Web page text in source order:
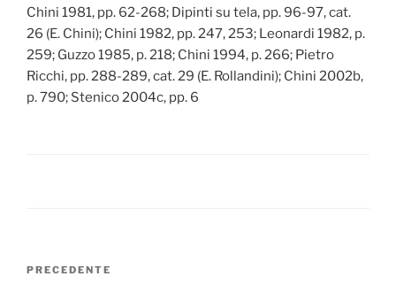
Chini 1981, pp. 62-268; Dipinti su tela, pp. 96-97, cat.
26 (E. Chini); Chini 1982, pp. 247, 253; Leonardi 1982, p.
259; Guzzo 1985, p. 218; Chini 1994, p. 266; Pietro
Ricchi, pp. 288-289, cat. 29 (E. Rollandini); Chini 2002b,
p. 790; Stenico 2004c, pp. 6
Navigazione
Articolo
PRECEDENTE